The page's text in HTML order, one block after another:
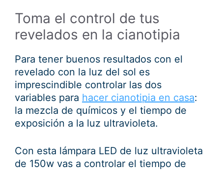
Toma el control de tus
revelados en la cianotipia
Para tener buenos resultados con el
revelado con la luz del sol es
imprescindible controlar las dos
variables para hacer cianotipia en casa:
la mezcla de químicos y el tiempo de
exposición a la luz ultravioleta.
Con esta lámpara LED de luz ultravioleta
de 150w vas a controlar el tiempo de